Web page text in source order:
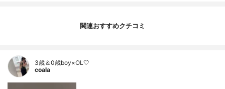
関連おすすめクチコミ
3歳＆0歳boy×OL🤍
coala